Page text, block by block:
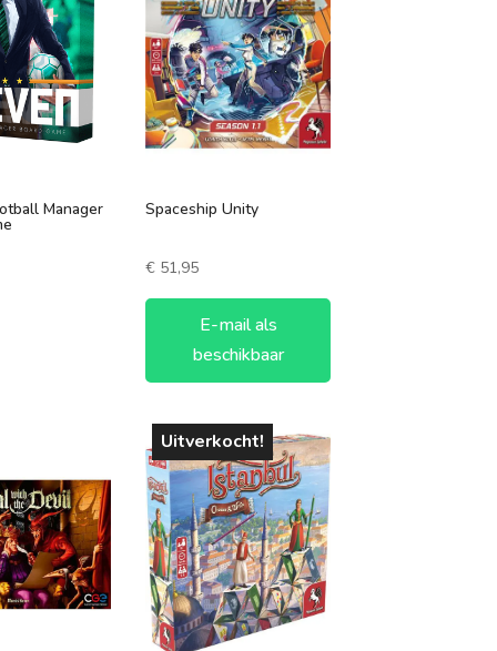
vanaf 12 jaar
vanaf 14 jaar
vanaf 16 jaar
vanaf 18 jaar
Manager Spaceship Unity
€ 51,95
E-mail als
beschikbaar
Uitverkocht!